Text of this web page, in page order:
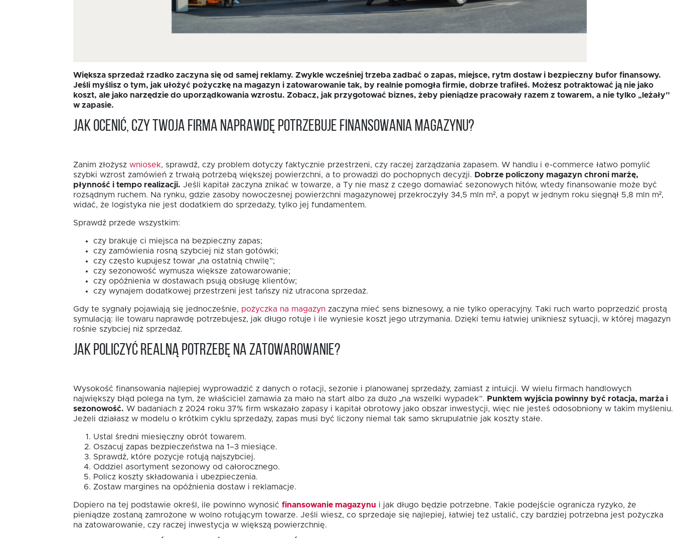
Większa sprzedaż rzadko zaczyna się od samej reklamy. Zwykle wcześniej trzeba zadbać o zapas, miejsce, rytm dostaw i bezpieczny bufor finansowy.
Jeśli myślisz o tym, jak ułożyć pożyczkę na magazyn i zatowarowanie tak, by realnie pomogła firmie, dobrze trafiłeś. Możesz potraktować ją nie jako
koszt, ale jako narzędzie do uporządkowania wzrostu. Zobacz, jak przygotować biznes, żeby pieniądze pracowały razem z towarem, a nie tylko „leżały”
w zapasie.
Jak ocenić, czy Twoja firma naprawdę potrzebuje finansowania magazynu?
Zanim złożysz wniosek, sprawdź, czy problem dotyczy faktycznie przestrzeni, czy raczej zarządzania zapasem. W handlu i e-commerce łatwo pomylić
szybki wzrost zamówień z trwałą potrzebą większej powierzchni, a to prowadzi do pochopnych decyzji. Dobrze policzony magazyn chroni marżę,
płynność i tempo realizacji. Jeśli kapitał zaczyna znikać w towarze, a Ty nie masz z czego domawiać sezonowych hitów, wtedy finansowanie może być
rozsądnym ruchem. Na rynku, gdzie zasoby nowoczesnej powierzchni magazynowej przekroczyły 34,5 mln m², a popyt w jednym roku sięgnął 5,8 mln m²,
widać, że logistyka nie jest dodatkiem do sprzedaży, tylko jej fundamentem.
Sprawdź przede wszystkim:
czy brakuje ci miejsca na bezpieczny zapas;
czy zamówienia rosną szybciej niż stan gotówki;
czy często kupujesz towar „na ostatnią chwilę”;
czy sezonowość wymusza większe zatowarowanie;
czy opóźnienia w dostawach psują obsługę klientów;
czy wynajem dodatkowej przestrzeni jest tańszy niż utracona sprzedaż.
Gdy te sygnały pojawiają się jednocześnie, pożyczka na magazyn zaczyna mieć sens biznesowy, a nie tylko operacyjny. Taki ruch warto poprzedzić prostą
symulacją: ile towaru naprawdę potrzebujesz, jak długo rotuje i ile wyniesie koszt jego utrzymania. Dzięki temu łatwiej unikniesz sytuacji, w której magazyn
rośnie szybciej niż sprzedaż.
Jak policzyć realną potrzebę na zatowarowanie?
Wysokość finansowania najlepiej wyprowadzić z danych o rotacji, sezonie i planowanej sprzedaży, zamiast z intuicji. W wielu firmach handlowych
największy błąd polega na tym, że właściciel zamawia za mało na start albo za dużo „na wszelki wypadek”. Punktem wyjścia powinny być rotacja, marża i
sezonowość. W badaniach z 2024 roku 37% firm wskazało zapasy i kapitał obrotowy jako obszar inwestycji, więc nie jesteś odosobniony w takim myśleniu.
Jeżeli działasz w modelu o krótkim cyklu sprzedaży, zapas musi być liczony niemal tak samo skrupulatnie jak koszty stałe.
Ustal średni miesięczny obrót towarem.
Oszacuj zapas bezpieczeństwa na 1–3 miesiące.
Sprawdź, które pozycje rotują najszybciej.
Oddziel asortyment sezonowy od całorocznego.
Policz koszty składowania i ubezpieczenia.
Zostaw margines na opóźnienia dostaw i reklamacje.
Dopiero na tej podstawie określ, ile powinno wynosić finansowanie magazynu i jak długo będzie potrzebne. Takie podejście ogranicza ryzyko, że
pieniądze zostaną zamrożone w wolno rotującym towarze. Jeśli wiesz, co sprzedaje się najlepiej, łatwiej też ustalić, czy bardziej potrzebna jest pożyczka
na zatowarowanie, czy raczej inwestycja w większą powierzchnię.